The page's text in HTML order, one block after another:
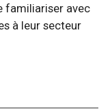
familiariser avec
à leur secteur